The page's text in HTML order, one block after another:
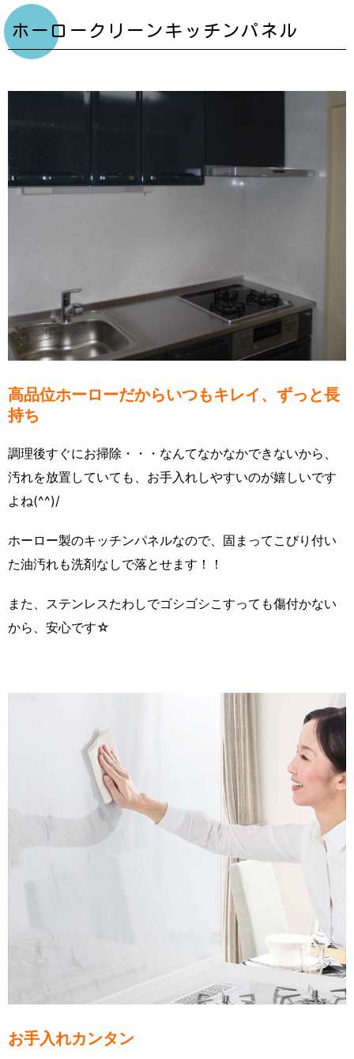
ホーロークリーンキッチンパネル
高品位ホーローだからいつもキレイ、ずっと長
持ち
調理後すぐにお掃除・・・なんてなかなかできないから、
汚れを放置していても、お手入れしやすいのが嬉しいです
よね(^^)/
ホーロー製のキッチンパネルなので、固まってこびり付い
た油汚れも洗剤なしで落とせます！！
また、ステンレスたわしでゴシゴシこすっても傷付かない
から、安心です☆
お手入れカンタン